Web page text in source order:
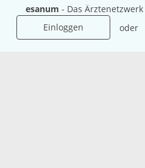
esanum - Das
Einloggen
oder
Jobs
International